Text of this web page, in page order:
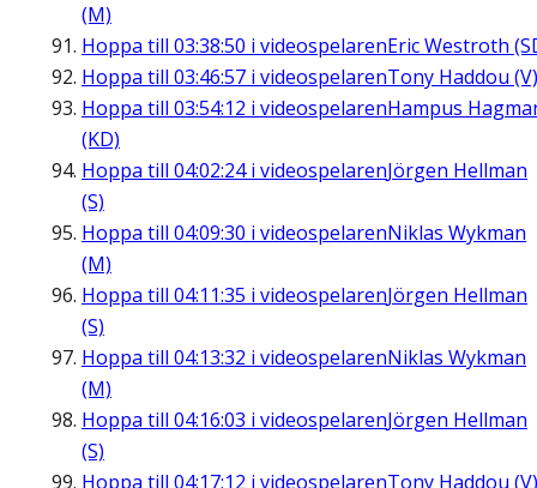
(M)
Hoppa till 03:38:50 i videospelarenEric Westroth
Hoppa till 03:46:57 i videospelarenTony Haddou (V)
Hoppa till 03:54:12 i videospelarenHampus
(KD)
Hoppa till 04:02:24i videospelarenJörgen Hellman
(S)
Hoppa till 04:09:30 i videospelarenNiklas Wykman
(M)
Hoppa till 04:11:35 i videospelarenJörgen Hellman
(S)
Hoppa till 04:13:32 i videospelarenNiklas Wykman
(M)
Hoppa till 04:16:03 i videospelarenJörgen Hellman
(S)
Hoppa till 04:17:12 i videospelarenTony Haddou (V)